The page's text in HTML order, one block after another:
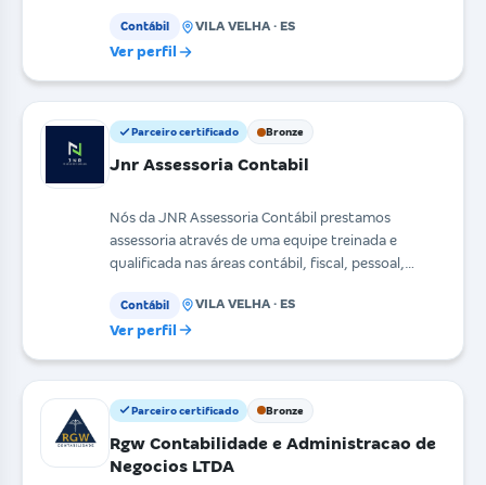
Contábil VILA VELHA · ES
Ver perfil
Parceiro certificado Bronze
Jnr Assessoria Contabil
Nós da JNR Assessoria Contábil prestamos
assessoria através de uma equipe treinada e
qualificada nas áreas contábil, fiscal, pessoal,
Contábil VILA VELHA · ES
Ver perfil
Parceiro certificado Bronze
Rgw Contabilidade e Administracao de
Negocios LTDA